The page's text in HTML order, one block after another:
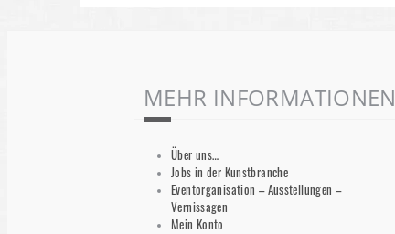
MEHR INFORMATIONEN
Über uns…
Jobs in der Kunstbranche
Eventorganisation – Ausstellungen –
Vernissagen
Mein Konto